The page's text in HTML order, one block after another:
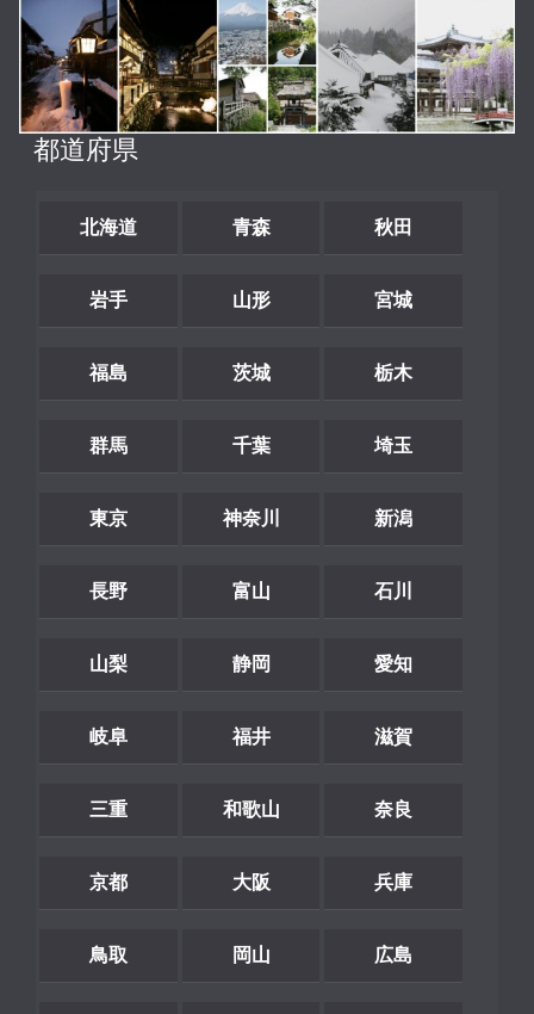
都道府県
北海道 青森 秋田
岩手 山形 宮城
福島 茨城 栃木
群馬 千葉 埼玉
東京 神奈川 新潟
長野 富山 石川
山梨 静岡 愛知
岐阜 福井 滋賀
三重 和歌山 奈良
京都 大阪 兵庫
鳥取 岡山 広島